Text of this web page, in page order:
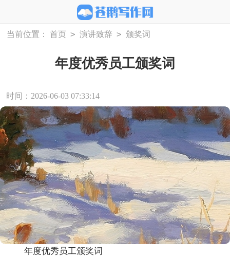
当前位置： 首页 > 演讲致辞 > 颁奖词
年度优秀员工颁奖词
时间：2026-06-03 07:33:14
年度优秀员工颁奖词